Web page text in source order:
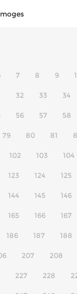
7 8 9
32 33 34
56 57 58
79 80 81
102 103 104
123 124 125
144 145 146
165 166 167
186 187 188
207 208
227 228